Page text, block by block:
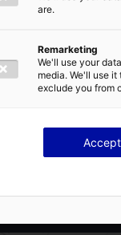
DE
à
Terrain
are.
Remarketing
We'll use your
media. We'll use
exclude you from